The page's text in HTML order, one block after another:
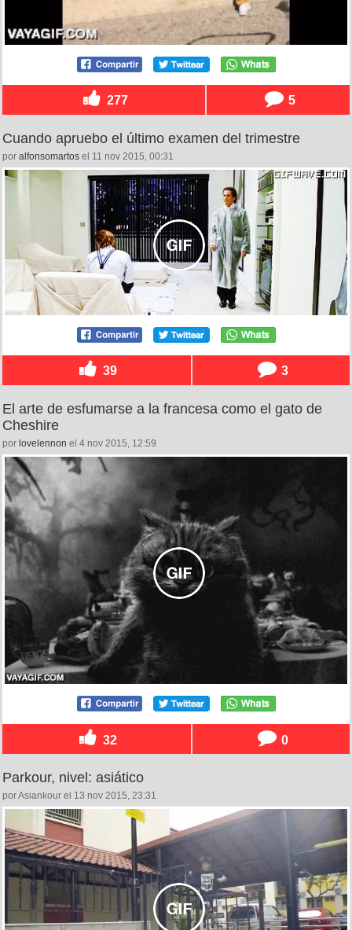
277 5
Cuando apruebo el último examen del trimestre
por alfonsomartos el 11 nov 2015, 00:31
39 3
El arte de esfumarse a la francesa como el gato de
Cheshire
por lovelennon el 4 nov 2015, 12:59
32 0
Parkour, nivel: asiático
por Asiankour el 13 nov 2015, 23:31